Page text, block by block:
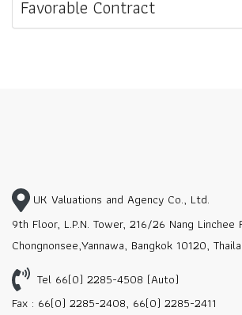
Favorable Contract
UK Valuations and Agency Co., Ltd.
9th Floor, L.P.N. Tower, 216/26 Nang Linchee
Chongnonsee,Yannawa, Bangkok 10120,
Tel 66(0) 2285-4508 (Auto)
Fax : 66(0) 2285-2408, 66(0) 2285-2411